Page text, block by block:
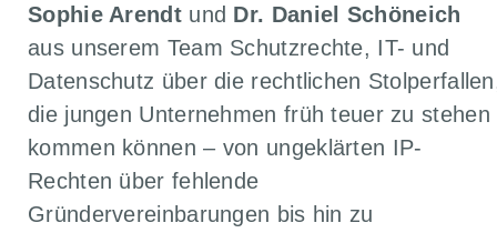
Sophie Arendtund Dr. Daniel Schöneich
aus unserem Team Schutzrechte, IT- und
Datenschutz über die rechtlichen
die jungen Unternehmen früh teuer zu stehen
kommen können – von ungeklärten IP-
Rechten über fehlende
Gründervereinbarungen bis hin zu